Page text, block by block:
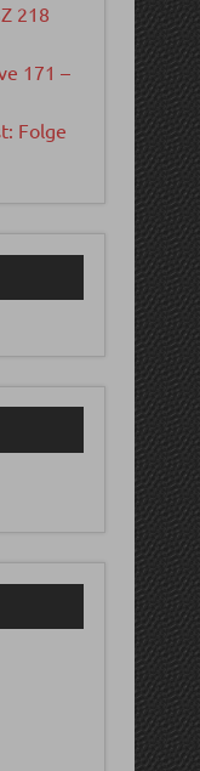
218
171 –
Folge